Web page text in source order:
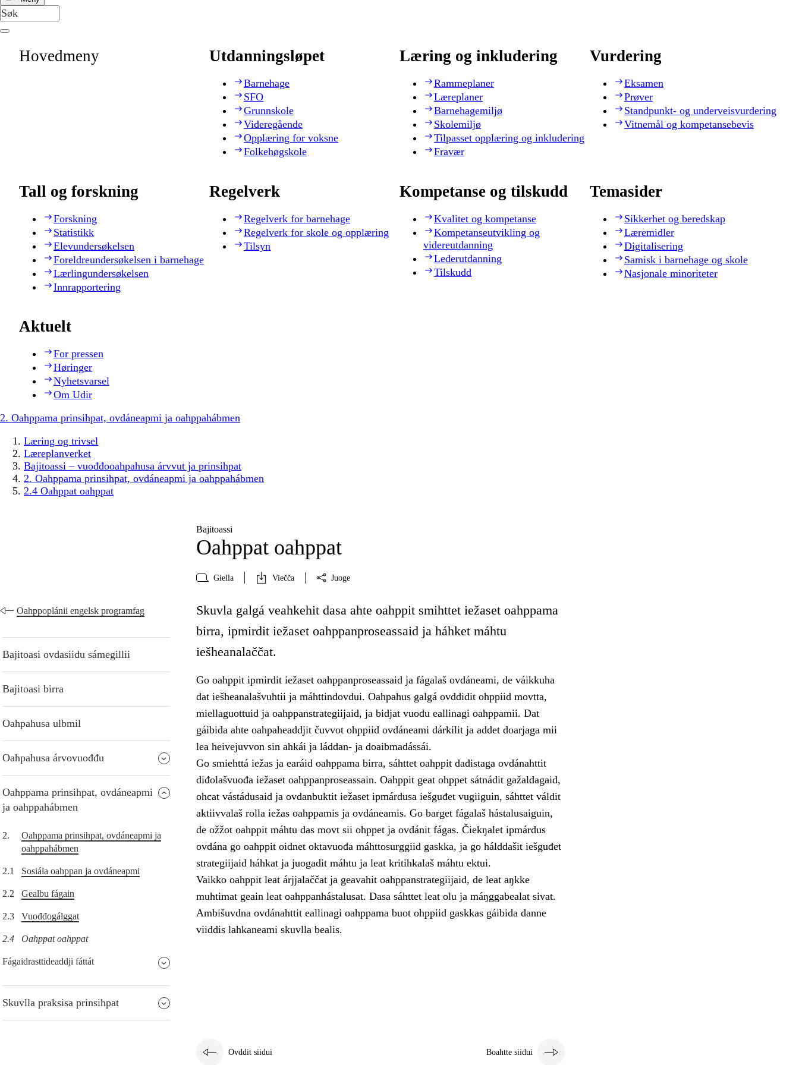
Hovedmeny Utdanningsløpet
Barnehage
SFO
Grunnskole
Videregående
Opplæring for voksne
Folkehøgskole
Læring og inkludering
Rammeplaner
Læreplaner
Barnehagemiljø
Skolemiljø
Tilpasset opplæring og inkludering
Fravær
Vurdering
Eksamen
Prøver
Standpunkt- og underveisvurdering
Vitnemål og kompetansebevis
Tall og forskning
Forskning
Statistikk
Elevundersøkelsen
Foreldreundersøkelsen i barnehage
Lærlingundersøkelsen
Innrapportering
Regelverk
Regelverk for barnehage
Regelverk for skole og opplæring
Tilsyn
Kompetanse og tilskudd
Kvalitet og kompetanse
Kompetanseutvikling og
videreutdanning
Lederutdanning
Tilskudd
Temasider
Sikkerhet og beredskap
Læremidler
Digitalisering
Samisk i barnehage og skole
Nasjonale minoriteter
Aktuelt
For pressen
Høringer
Nyhetsvarsel
Om Udir
2. Oahppama prinsihpat, ovdáneapmi ja oahppahábmen
Læring og trivsel
Læreplanverket
Bajitoassi – vuođđooahpahusa árvvut ja prinsihpat
2. Oahppama prinsihpat, ovdáneapmi ja oahppahábmen
2.4 Oahppat oahppat
Bajitoassi
Oahppat oahppat
Giella Viečča Juoge
Oahppoplánii engelsk programfag
Bajitoasi ovdasiidu sámegillii
Bajitoasi birra
Oahpahusa ulbmil
Oahpahusa árvovuođđu
Oahppama prinsihpat, ovdáneapmi
ja oahppahábmen
2.
Oahppama prinsihpat, ovdáneapmi ja
oahppahábmen
2.1 Sosiála oahppan ja ovdáneapmi
2.2 Gealbu fágain
2.3 Vuođđogálggat
2.4 Oahppat oahppat
Fágaidrasttideaddji fáttát
Skuvlla praksisa prinsihpat
Skuvla galgá veahkehit dasa ahte oahppit smihttet iežaset oahppama
birra, ipmirdit iežaset oahppanproseassaid ja háhket máhtu
iešheanalaččat.
Go oahppit ipmirdit iežaset oahppanproseassaid ja fágalaš ovdáneami, de váikkuha
dat iešheanalašvuhtii ja máhttindovdui. Oahpahus galgá ovddidit ohppiid movtta,
miellaguottuid ja oahppanstrategiijaid, ja bidjat vuođu eallinagi oahppamii. Dat
gáibida ahte oahpaheaddjit čuvvot ohppiid ovdáneami dárkilit ja addet doarjaga mii
lea heivejuvvon sin ahkái ja láddan- ja doaibmadássái.
Go smiehttá iežas ja earáid oahppama birra, sáhttet oahppit dađistaga ovdánahttit
diđolašvuođa iežaset oahppanproseassain. Oahppit geat ohppet sátnádit gažaldagaid,
ohcat vástádusaid ja ovdanbuktit iežaset ipmárdusa iešguđet vugiiguin, sáhttet váldit
aktiivvalaš rolla iežas oahppamis ja ovdáneamis. Go barget fágalaš hástalusaiguin,
de ožžot oahppit máhtu das movt sii ohppet ja ovdánit fágas. Čiekŋalet ipmárdus
ovdána go oahppit oidnet oktavuođa máhttosurggiid gaskka, ja go hálddašit iešguđet
strategiijaid háhkat ja juogadit máhtu ja leat kritihkalaš máhtu ektui.
Vaikko oahppit leat árjjalaččat ja geavahit oahppanstrategiijaid, de leat aŋkke
muhtimat geain leat oahppanhástalusat. Dasa sáhttet leat olu ja máŋggabealat sivat.
Ambišuvdna ovdánahttit eallinagi oahppama buot ohppiid gaskkas gáibida danne
viiddis lahkaneami skuvlla bealis.
Ovddit siidui Boahtte siidui